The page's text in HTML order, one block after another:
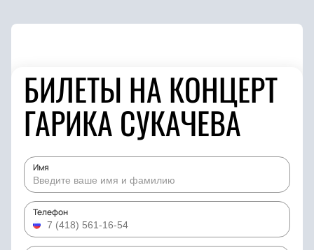
БИЛЕТЫ НА КОНЦЕРТ
ГАРИКА СУКАЧЕВА
Имя
Телефон